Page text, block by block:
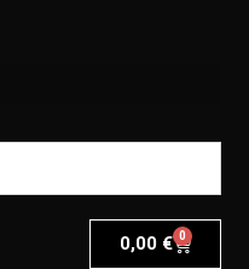
0,00 € 0